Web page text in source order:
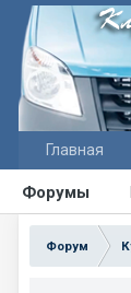
Главная
Форумы
Форум